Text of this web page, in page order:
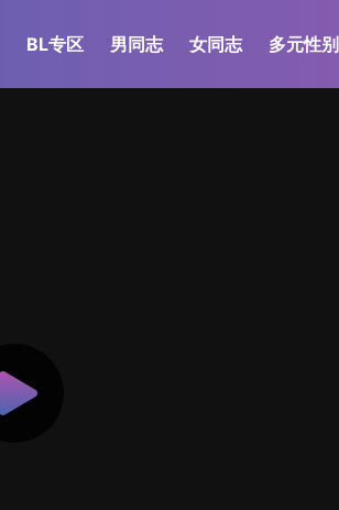
BL专区 男同志 女同志 多元性别